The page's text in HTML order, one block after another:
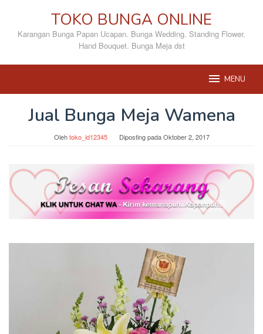
konten
TOKO BUNGA ONLINE
Karangan Bunga Papan Ucapan. Bunga Wedding. Standing Flower.
Hand Bouquet. Bunga Meja dst
MENU
Jual Bunga Meja Wamena
Olehtoko_id12345 Diposting padaOktober 2, 2017